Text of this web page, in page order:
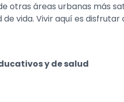
otras áreas urbanas más
de vida. Vivir aquí es
y de salud